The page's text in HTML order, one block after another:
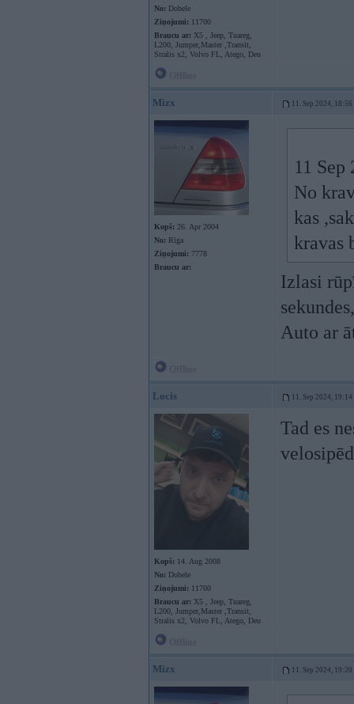
No: Dobele
Ziņojumi: 11700
Braucu ar: X5 , Jeep, Tuareg,
L200, Jumper,Master ,Transit,
Stralis x2, Volvo FL, Atego, Deu
Mizx 11. Sep 2024, 18:56
Kopš: 26. Apr 2004
No: Rīga
Ziņojumi: 7778
Braucu ar:
11
No
kas
kravas
Izlasi
Auto ar
Locis 11. Sep 2024, 19:14
Kopš: 14. Aug 2008
No: Dobele
Ziņojumi: 11700
Braucu ar: X5 , Jeep, Tuareg,
L200, Jumper,Master ,Transit,
Stralis x2, Volvo FL, Atego, Deu
Tad es
Mizx 11. Sep 2024, 19:20